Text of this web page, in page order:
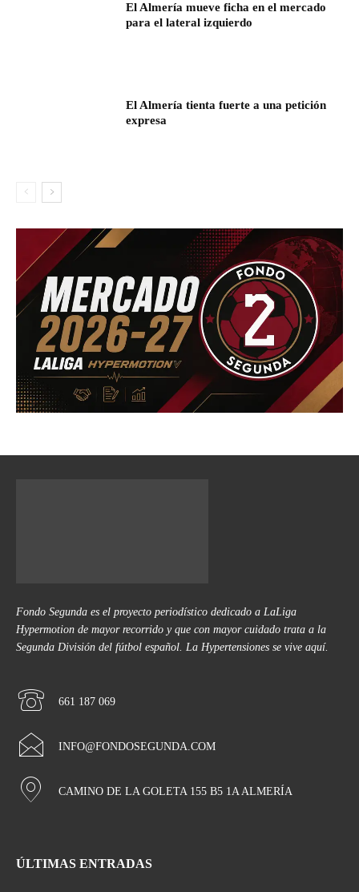
El Almería mueve ficha en el mercado
para el lateral izquierdo
El Almería tienta fuerte a una petición
expresa
Fondo Segunda es el proyecto periodístico dedicado a LaLiga
Hypermotion de mayor recorrido y que con mayor cuidado trata a la
Segunda División del fútbol español. La Hypertensiones se vive aquí.
661 187 069
INFO@FONDOSEGUNDA.COM
CAMINO DE LA GOLETA 155 B5 1A ALMERÍA
ÚLTIMAS ENTRADAS